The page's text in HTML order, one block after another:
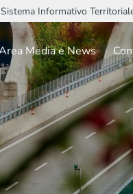
Informativo
Media e News